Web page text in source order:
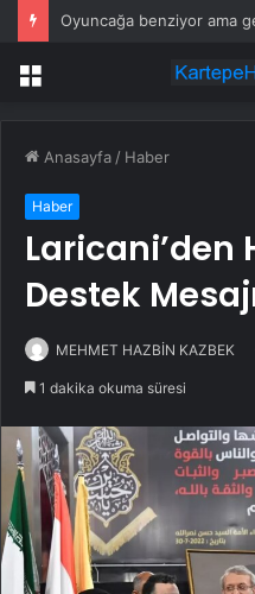
Menü
Anasayfa / Haber
Haber
Laricani’den
Destek
MEHMET HAZBİN KAZBEK
1 dakika okuma süresi